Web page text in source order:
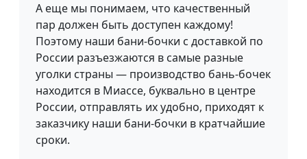
А еще мы понимаем, что качественный
пар должен быть доступен каждому!
Поэтому наши бани-бочки с доставкой по
России разъезжаются в самые разные
уголки страны — производство бань-бочек
находится в Миассе, буквально в центре
России, отправлять их удобно, приходят к
заказчику наши бани-бочки в кратчайшие
сроки.